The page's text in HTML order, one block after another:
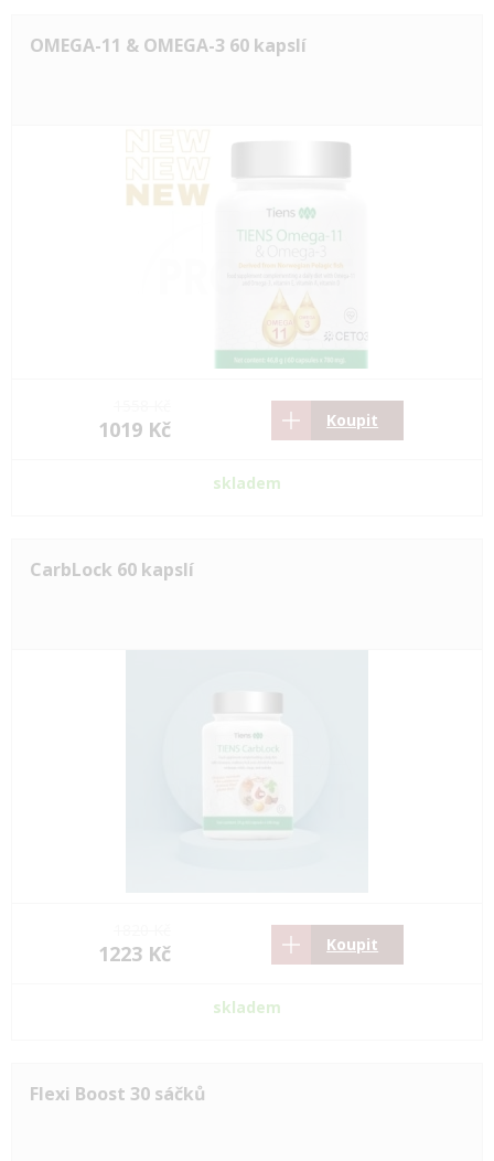
OMEGA-11 & OMEGA-3 60 kapslí
1019 Kč Koupit
skladem
CarbLock 60 kapslí
1223 Kč Koupit
skladem
Flexi Boost 30 sáčků